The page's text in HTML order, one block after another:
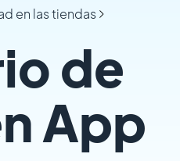
en las tiendas
de
App